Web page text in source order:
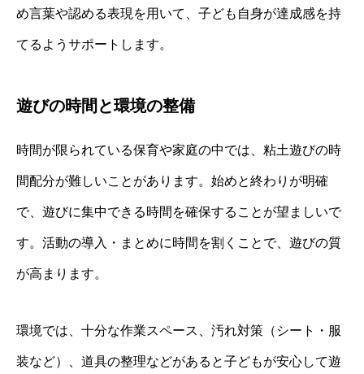
め言葉や認める表現を用いて、子ども自身が達成感を持
てるようサポートします。
遊びの時間と環境の整備
時間が限られている保育や家庭の中では、粘土遊びの時
間配分が難しいことがあります。始めと終わりが明確
で、遊びに集中できる時間を確保することが望ましいで
す。活動の導入・まとめに時間を割くことで、遊びの質
が高まります。
環境では、十分な作業スペース、汚れ対策（シート・服
装など）、道具の整理などがあると子どもが安心して遊